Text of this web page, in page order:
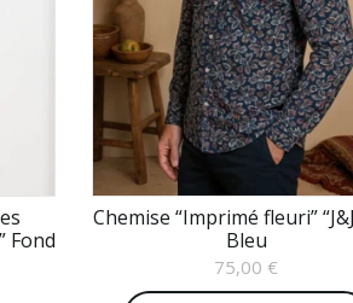
Fond
Chemise “Imprimé fleuri”
Bleu
75,00 €